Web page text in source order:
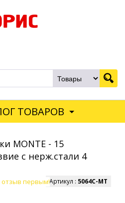
ТОВАРОВ
MONTE - 15
с нерж.стали 4
первым!Артикул : 5064С-MT